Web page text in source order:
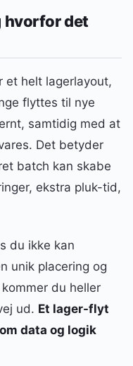
hvorfor det
et helt lagerlayout,
flyttes til nye
samtidig med at
Det betyder
batch kan skabe
ekstra pluk-tid,
du ikke kan
unik placering og
du heller
ud. Et lager-flyt
data og logik